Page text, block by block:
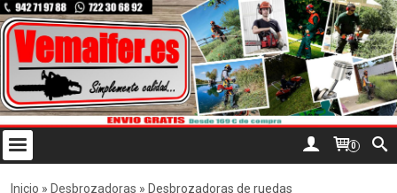
0
Inicio » Desbrozadoras » Desbrozadoras de ruedas